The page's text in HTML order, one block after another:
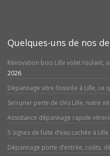
Quelques-uns de nos
Rénovation bois Lille volet roulant,
2026
Dépannage vitre fissurée à Lille, ce
Serrurier perte de clés Lille, notre
Assistance dépannage rapide
5 signes de fuite d’eau cachée à
Dépannage porte d’entrée, coûts,